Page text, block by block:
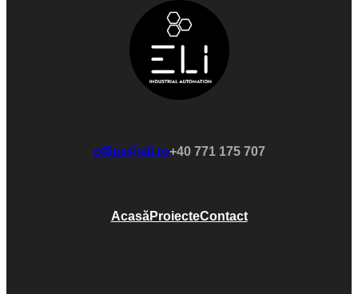
office@eli.ro+40 771 175 707
AcasăProiecteContact